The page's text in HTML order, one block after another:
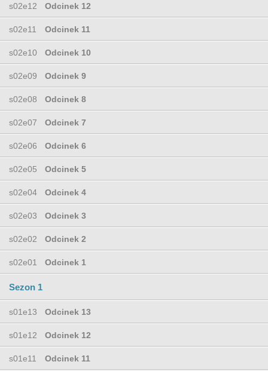
s02e12 Odcinek 12
s02e11 Odcinek 11
s02e10 Odcinek 10
s02e09 Odcinek 9
s02e08 Odcinek 8
s02e07 Odcinek 7
s02e06 Odcinek 6
s02e05 Odcinek 5
s02e04 Odcinek 4
s02e03 Odcinek 3
s02e02 Odcinek 2
s02e01 Odcinek 1
Sezon 1
s01e13 Odcinek 13
s01e12 Odcinek 12
s01e11 Odcinek 11